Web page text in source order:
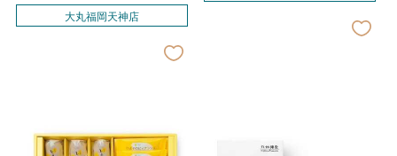
大丸福岡天神店